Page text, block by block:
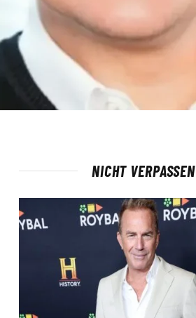
NICHT VERPASSEN